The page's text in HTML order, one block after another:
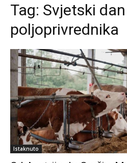
Tag: Svjetski dan
poljoprivrednika
Istaknuto